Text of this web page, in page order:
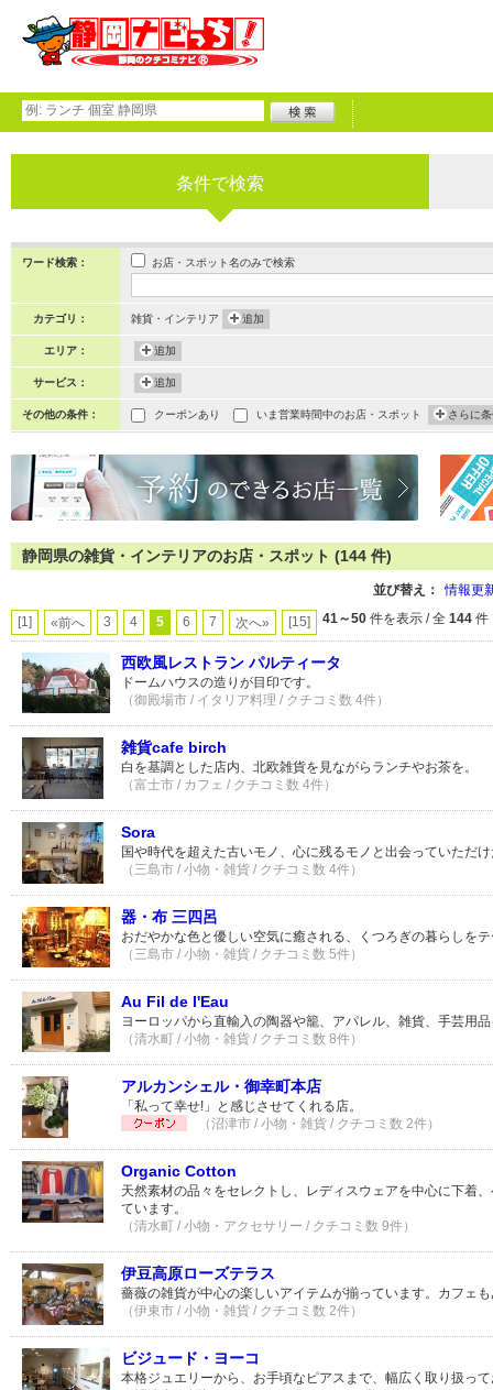
条件で検索
ワード検索： お店・スポット名のみで検索
カテゴリ： 雑貨・インテリア 追加
エリア： 追加
サービス： 追加
その他の条件： クーポンあり いま営業時間中のお店・スポット さらに
静岡県の雑貨・インテリアのお店・スポット (144 件)
並び替え： 情報更
[1] «前へ 3 4 5 6 7 次へ» [15] 41～50 件を表示 / 全 144 件
西欧風レストラン パルティータ
ドームハウスの造りが目印です。
（御殿場市 / イタリア料理 / クチコミ数 4件）
雑貨cafe birch
白を基調とした店内、北欧雑貨を見ながらランチやお茶を。
（富士市 / カフェ / クチコミ数 4件）
Sora
国や時代を超えた古いモノ、心に残るモノと出会っていただ
（三島市 / 小物・雑貨 / クチコミ数 4件）
器・布 三四呂
おだやかな色と優しい空気に癒される、くつろぎの暮らしを
（三島市 / 小物・雑貨 / クチコミ数 5件）
Au Fil de I'Eau
ヨーロッパから直輸入の陶器や籠、アパレル、雑貨、手芸用
（清水町 / 小物・雑貨 / クチコミ数 8件）
アルカンシェル・御幸町本店
「私って幸せ!」と感じさせてくれる店。
（沼津市 / 小物・雑貨 / クチコミ数 2件）
Organic Cotton
天然素材の品々をセレクトし、レディスウェアを中心に下着
ています。
（清水町 / 小物・アクセサリー / クチコミ数 9件）
伊豆高原ローズテラス
薔薇の雑貨が中心の楽しいアイテムが揃っています。カフェ
（伊東市 / 小物・雑貨 / クチコミ数 2件）
ビジュード・ヨーコ
本格ジュエリーから、お手頃なピアスまで、幅広く取り扱っ